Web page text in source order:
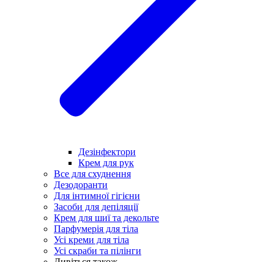
Дезінфектори
Крем для рук
Все для схуднення
Дезодоранти
Для інтимної гігієни
Засоби для депіляції
Крем для шиї та декольте
Парфумерія для тіла
Усі креми для тіла
Усі скраби та пілінги